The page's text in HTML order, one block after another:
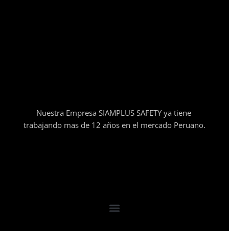
Nuestra Empresa SIAMPLUS SAFETY ya tiene
trabajando mas de 12 años en el mercado Peruano.